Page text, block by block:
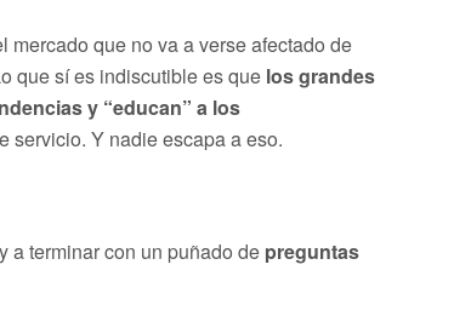
mercado que no va a verse afectado de
que sí es indiscutible es que los grandes
y “educan” a los
servicio. Y nadie escapa a eso.
a terminar con un puñado de preguntas